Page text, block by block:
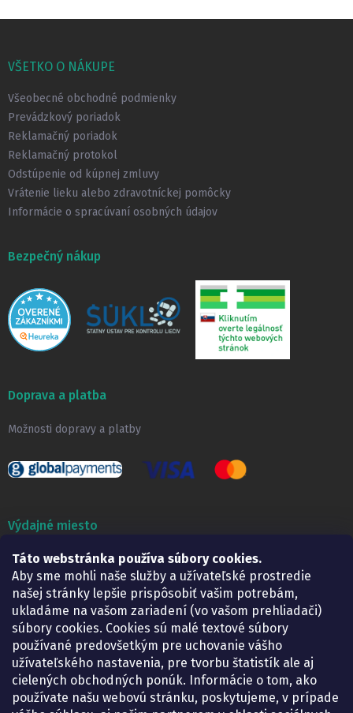
Táto webstránka používa súbory cookies.
Aby sme mohli naše služby a užívateľské prostredie
našej stránky lepšie prispôsobiť vašim potrebám,
ukladáme na vašom zariadení (vo vašom prehliadači)
súbory cookies. Cookies sú malé textové súbory
používané predovšetkým pre uchovanie vášho
užívateľského nastavenia, pre tvorbu štatistík ale aj
cielených obchodných ponúk. Informácie o tom, ako
používate našu webovú stránku, poskytujeme, v prípade
pVŠETKO O NÁKUPE
Všeobecné obchodné podmienky
Prevádzkový poriadok
Reklamačný poriadok
Reklamačný protokol
Odstúpenie od kúpnej zmluvy
Vrátenie lieku alebo zdravotníckej pomôcky
Informácie o spracúvaní osobných údajov
Bezpečný nákup
Doprava a platba
Možnosti dopravy a platby
Výdajné miesto
Lekáreň ADONAI
Košice – Smetanova 2
Pondelok:
07.30 – 15.30 h.
Utorok:
07.30 – 16.00 h.
Streda:
07.30 – 16.00 h.
Štvrtok:
07.30 – 15.30 h.
Piatok:
07.30 – 15.30 h.
KONTAKT